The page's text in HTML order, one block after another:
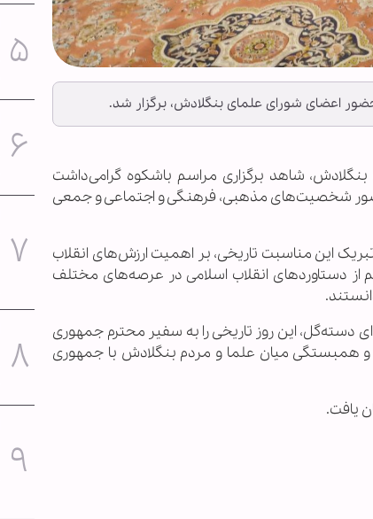
اعضای شورای علمای بنگلادش، برگزار شد.
بنگلادش، شاهد برگزاری مراسم باشکوه گرامی‌داشت
حضور شخصیت‌های مذهبی، فرهنگی و اجتماعی و جمعی
این مناسبت تاریخی، بر اهمیت ارزش‌های انقلاب
از دستاوردهای انقلاب اسلامی در عرصه‌های مختلف
دسته‌گل، این روز تاریخی را به سفیر محترم جمهوری
و همبستگی میان علما و مردم بنگلادش با جمهوری
یافت.